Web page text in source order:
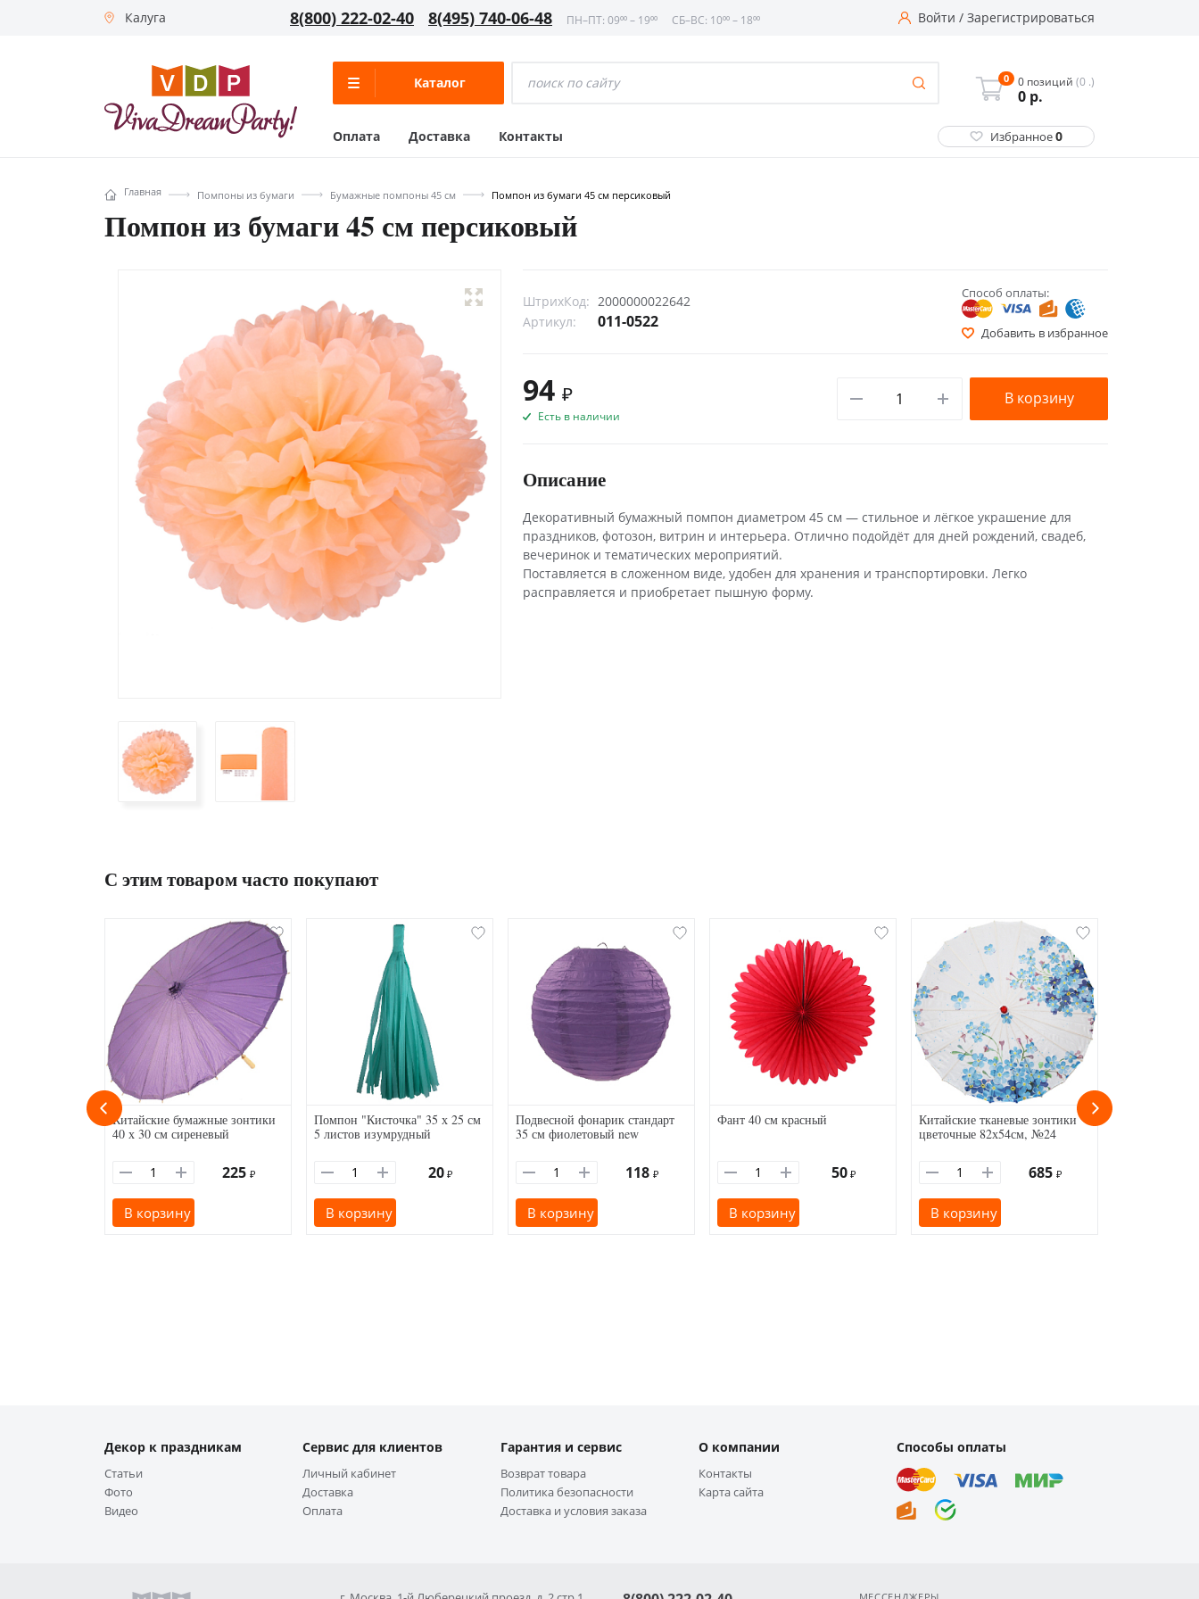
Калуга 8(800) 222-02-40 8(495) 740-06-48 ПН–ПТ: 09⁰⁰ – 19⁰⁰ СБ–ВС: 10⁰⁰ – 18⁰⁰ Войти / Зарегистрироваться
Каталог 0 0 позиций (0 .)
0 р.
Оплата Доставка Контакты Избранное0
Главная Помпоны из бумаги Бумажные помпоны 45 см Помпон из бумаги 45 см персиковый
Помпон из бумаги 45 см персиковый
ШтрихКод: 2000000022642
Артикул:
011-0522
Способ оплаты:
Добавить в избранное
94 ₽
Есть в наличии
В корзину
Описание
Декоративный бумажный помпон диаметром 45 см — стильное и лёгкое украшение для
праздников, фотозон, витрин и интерьера. Отлично подойдёт для дней рождений, свадеб,
вечеринок и тематических мероприятий.
Поставляется в сложенном виде, удобен для хранения и транспортировки. Легко
расправляется и приобретает пышную форму.
С этим товаром часто покупают
Китайские бумажные зонтики
40 х 30 см сиреневый
225 ₽
В корзину
Помпон "Кисточка" 35 х 25 см
5 листов изумрудный
20 ₽
В корзину
Подвесной фонарик стандарт
35 см фиолетовый new
118 ₽
В корзину
Фант 40 см красный
50 ₽
В корзину
Китайские тканевые зонтики
цветочные 82х54см, №24
685 ₽
В корзину
Декор к праздникам
Статьи
Фото
Видео
Сервис для клиентов
Личный кабинет
Доставка
Оплата
Гарантия и сервис
Возврат товара
Политика безопасности
Доставка и условия заказа
О компании
Контакты
Карта сайта
Способы оплаты